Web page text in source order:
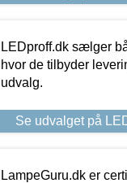
LEDproff.dk sælger
hvor de tilbyder
udvalg.
Se udvalget på
LampeGuru.dk er